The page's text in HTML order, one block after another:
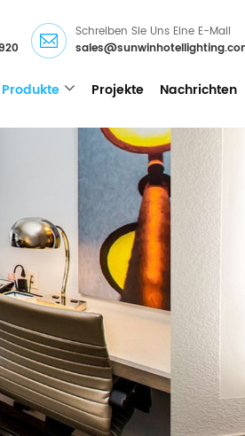
Schreiben Sie Uns Eine E-Mail
Produkte Projekte Nachrichten